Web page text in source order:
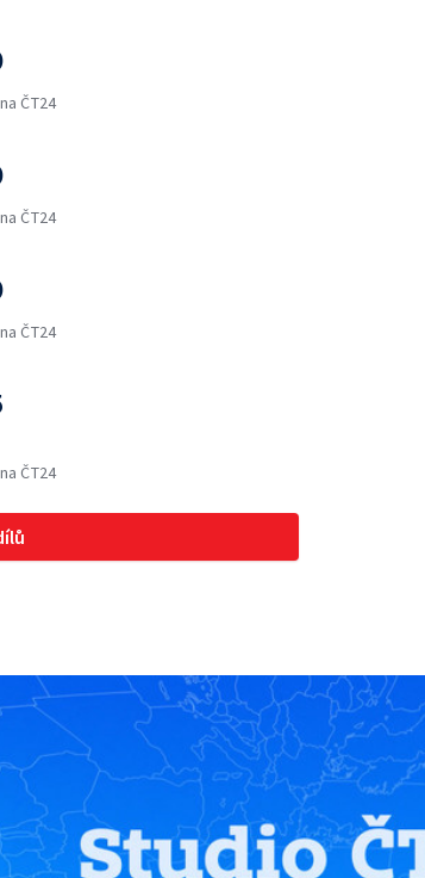
na ČT24
na ČT24
na ČT24
na ČT24